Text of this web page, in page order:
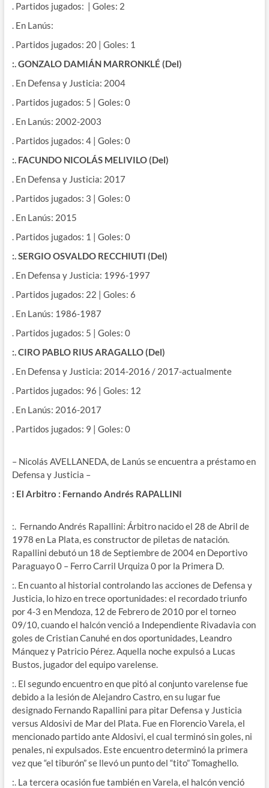
. Partidos jugados: | Goles: 2
. En Lanús:
. Partidos jugados: 20 | Goles: 1
:. GONZALO DAMIÁN MARRONKLÉ (Del)
. En Defensa y Justicia: 2004
. Partidos jugados: 5 | Goles: 0
. En Lanús: 2002-2003
. Partidos jugados: 4 | Goles: 0
:. FACUNDO NICOLÁS MELIVILO (Del)
. En Defensa y Justicia: 2017
. Partidos jugados: 3 | Goles: 0
. En Lanús: 2015
. Partidos jugados: 1 | Goles: 0
:. SERGIO OSVALDO RECCHIUTI (Del)
. En Defensa y Justicia: 1996-1997
. Partidos jugados: 22 | Goles: 6
. En Lanús: 1986-1987
. Partidos jugados: 5 | Goles: 0
:. CIRO PABLO RIUS ARAGALLO (Del)
. En Defensa y Justicia: 2014-2016 / 2017-actualmente
. Partidos jugados: 96 | Goles: 12
. En Lanús: 2016-2017
. Partidos jugados: 9 | Goles: 0
– Nicolás AVELLANEDA, de Lanús se encuentra a préstamo en
Defensa y Justicia –
: El Arbitro : Fernando Andrés RAPALLINI
:. Fernando Andrés Rapallini: Árbitro nacido el 28 de Abril de
1978 en La Plata, es constructor de piletas de natación.
Rapallini debutó un 18 de Septiembre de 2004 en Deportivo
Paraguayo 0 – Ferro Carril Urquiza 0 por la Primera D.
:. En cuanto al historial controlando las acciones de Defensa y
Justicia, lo hizo en trece oportunidades: el recordado triunfo
por 4-3 en Mendoza, 12 de Febrero de 2010 por el torneo
09/10, cuando el halcón venció a Independiente Rivadavia con
goles de Cristian Canuhé en dos oportunidades, Leandro
Mánquez y Patricio Pérez. Aquella noche expulsó a Lucas
Bustos, jugador del equipo varelense.
:. El segundo encuentro en que pitó al conjunto varelense fue
debido a la lesión de Alejandro Castro, en su lugar fue
designado Fernando Rapallini para pitar Defensa y Justicia
versus Aldosivi de Mar del Plata. Fue en Florencio Varela, el
mencionado partido ante Aldosivi, el cual terminó sin goles, ni
penales, ni expulsados. Este encuentro determinó la primera
vez que “el tiburón” se llevó un punto del “tito” Tomaghello.
:. La tercera ocasión fue también en Varela, el halcón venció